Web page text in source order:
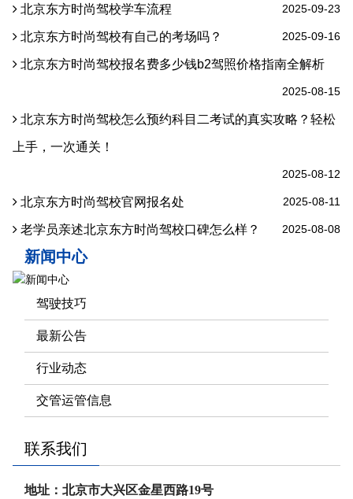
北京东方时尚驾校学车流程 2025-09-23
北京东方时尚驾校有自己的考场吗？ 2025-09-16
北京东方时尚驾校报名费多少钱b2驾照价格指南全解析
2025-08-15
北京东方时尚驾校怎么预约科目二考试的真实攻略？轻松
上手，一次通关！
2025-08-12
北京东方时尚驾校官网报名处 2025-08-11
老学员亲述北京东方时尚驾校口碑怎么样？ 2025-08-08
新闻中心
驾驶技巧
最新公告
行业动态
交管运管信息
联系我们
地址：北京市大兴区金星西路19号